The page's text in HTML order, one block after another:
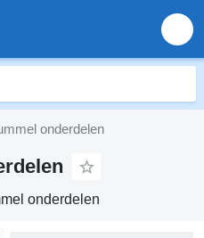
onderdelen
onderdelen